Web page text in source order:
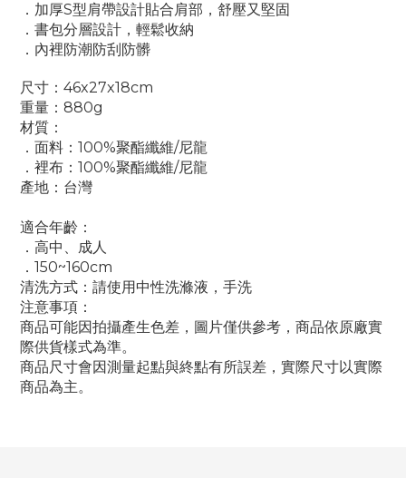
． 加厚S型肩帶設計貼合肩部，舒壓又堅固
． 書包分層設計，輕鬆收納
． 內裡防潮防刮防髒
尺寸：46x27x18cm
重量：880g
材質：
．面料：100%聚酯纖維/尼龍
．裡布： 100%聚酯纖維/尼龍
產地：台灣
適合年齡：
．高中、成人
．150~160cm
清洗方式：請使用中性洗滌液，手洗
注意事項：
商品可能因拍攝產生色差，圖片僅供參考，商品依原廠實
際供貨樣式為準。
商品尺寸會因測量起點與終點有所誤差，實際尺寸以實際
商品為主。